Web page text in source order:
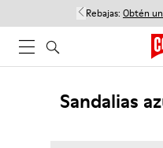
Rebajas: Obtén
Sandalias